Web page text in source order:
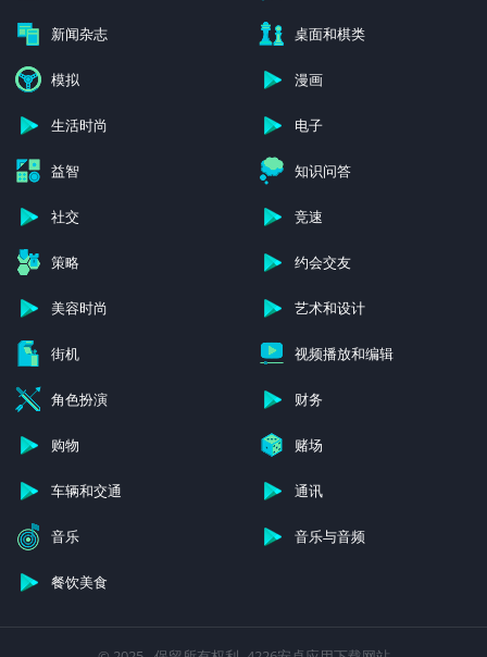
新闻杂志 桌面和棋类
模拟 漫画
生活时尚 电子
益智 知识问答
社交 竞速
策略 约会交友
美容时尚 艺术和设计
街机 视频播放和编辑
角色扮演 财务
购物 赌场
车辆和交通 通讯
音乐 音乐与音频
餐饮美食